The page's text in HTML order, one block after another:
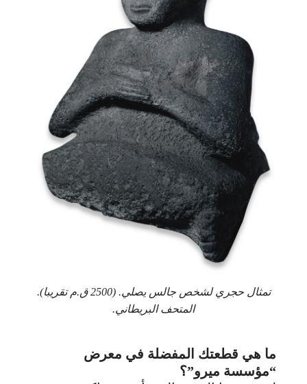
تمثال حجري لشخص جالس يصلي. (2500 ق.م تقريبا).
المتحف البريطاني.
ما هي قطعتك المفضلة في معرض
“مؤسسة ميرو”؟